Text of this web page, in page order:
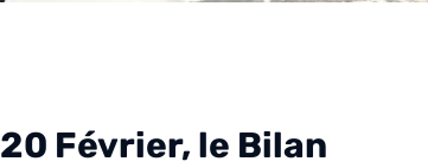
Février, le Bilan